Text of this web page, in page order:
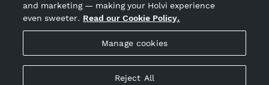
Hosted by Holvi
Holvi Payment Services Ltd is regulated by the Financial
and marketing — making your Holvi experience
even sweeter. Read our Cookie Policy.
Manage cookies
Reject All